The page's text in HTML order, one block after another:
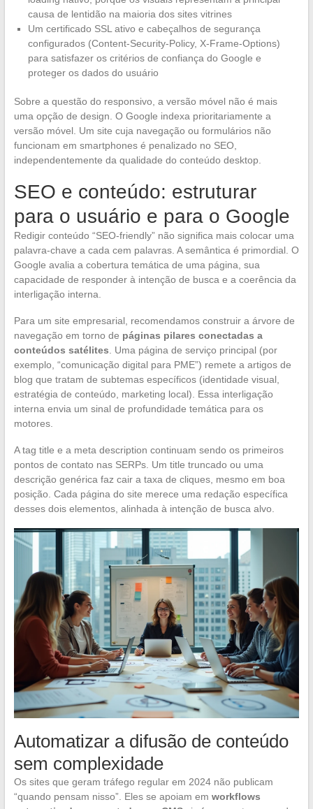
causa de lentidão na maioria dos sites vitrines
Um certificado SSL ativo e cabeçalhos de segurança
configurados (Content-Security-Policy, X-Frame-Options)
para satisfazer os critérios de confiança do Google e
proteger os dados do usuário
Sobre a questão do responsivo, a versão móvel não é mais
uma opção de design. O Google indexa prioritariamente a
versão móvel. Um site cuja navegação ou formulários não
funcionam em smartphones é penalizado no SEO,
independentemente da qualidade do conteúdo desktop.
SEO e conteúdo: estruturar
para o usuário e para o Google
Redigir conteúdo “SEO-friendly” não significa mais colocar uma
palavra-chave a cada cem palavras. A semântica é primordial. O
Google avalia a cobertura temática de uma página, sua
capacidade de responder à intenção de busca e a coerência da
interligação interna.
Para um site empresarial, recomendamos construir a árvore de
navegação em torno de páginas pilares conectadas a
conteúdos satélites . Uma página de serviço principal (por
exemplo, “comunicação digital para PME”) remete a artigos de
blog que tratam de subtemas específicos (identidade visual,
estratégia de conteúdo, marketing local). Essa interligação
interna envia um sinal de profundidade temática para os
motores.
A tag title e a meta description continuam sendo os primeiros
pontos de contato nas SERPs. Um title truncado ou uma
descrição genérica faz cair a taxa de cliques, mesmo em boa
posição. Cada página do site merece uma redação específica
desses dois elementos, alinhada à intenção de busca alvo.
Automatizar a difusão de conteúdo
sem complexidade
Os sites que geram tráfego regular em 2024 não publicam
“quando pensam nisso”. Eles se apoiam em workflows